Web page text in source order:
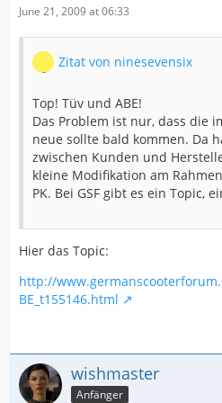
June 21, 2009 at 06:33
Zitat von ninesevensix
Top! Tüv und ABE!
Das Problem ist nur, dass die
neue sollte bald kommen. Da
zwischen Kunden und
kleine Modifikation am
PK. Bei GSF gibt es ein Topic,
Hier das Topic:
http://
BE_t155146.html
wishmaster
Anfänger